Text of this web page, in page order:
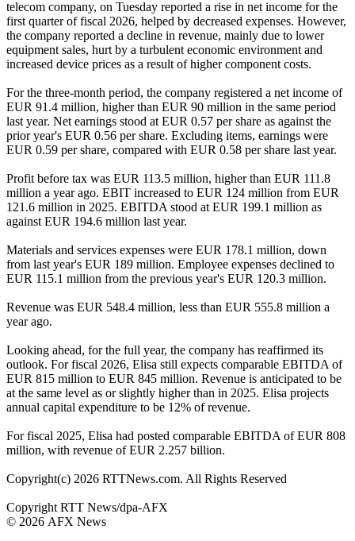
telecom company, on Tuesday reported a rise in net income for the
first quarter of fiscal 2026, helped by decreased expenses. However,
the company reported a decline in revenue, mainly due to lower
equipment sales, hurt by a turbulent economic environment and
increased device prices as a result of higher component costs.
For the three-month period, the company registered a net income of
EUR 91.4 million, higher than EUR 90 million in the same period
last year. Net earnings stood at EUR 0.57 per share as against the
prior year's EUR 0.56 per share. Excluding items, earnings were
EUR 0.59 per share, compared with EUR 0.58 per share last year.
Profit before tax was EUR 113.5 million, higher than EUR 111.8
million a year ago. EBIT increased to EUR 124 million from EUR
121.6 million in 2025. EBITDA stood at EUR 199.1 million as
against EUR 194.6 million last year.
Materials and services expenses were EUR 178.1 million, down
from last year's EUR 189 million. Employee expenses declined to
EUR 115.1 million from the previous year's EUR 120.3 million.
Revenue was EUR 548.4 million, less than EUR 555.8 million a
year ago.
Looking ahead, for the full year, the company has reaffirmed its
outlook. For fiscal 2026, Elisa still expects comparable EBITDA of
EUR 815 million to EUR 845 million. Revenue is anticipated to be
at the same level as or slightly higher than in 2025. Elisa projects
annual capital expenditure to be 12% of revenue.
For fiscal 2025, Elisa had posted comparable EBITDA of EUR 808
million, with revenue of EUR 2.257 billion.
Copyright(c) 2026 RTTNews.com. All Rights Reserved
Copyright RTT News/dpa-AFX
© 2026 AFX News